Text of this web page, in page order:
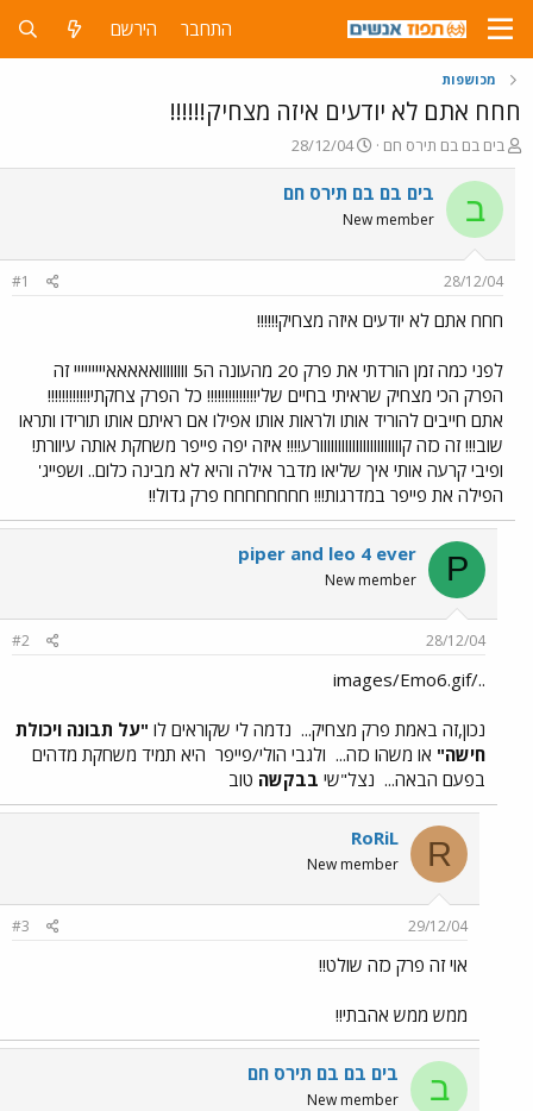
התחבר הירשם
מכושפות
חחח אתם לא יודעים איזה מצחיק!!!!!!
פ
ו
ת
ח
ה
ש
א
בים בם בם תירס חם
פ
ו
ר
ם
ר
28/12/04
ב בים בם בם תירס חם
New member
28/12/04
#1
חחח אתם לא יודעים איזה מצחיק!!!!!!
לפני כמה זמן הורדתי את פרק 20 מהעונה ה5 וווווווואאאאאייייייייי זה
הפרק הכי מצחיק שראיתי בחיים שלי!!!!!!!!!!!!!! כל הפרק צחקתי!!!!!!!!!!!!
אתם חייבים להוריד אותו ולראות אותו אפילו אם ראיתם אותו תורידו ותראו
שוב!!! זה כזה קווווווווווווווווווווווורע!!!! איזה יפה פייפר משחקת אותה עיוורת!
ופיבי קרעה אותי איך שליאו מדבר אילה והיא לא מבינה כלום.. ושפייג'
הפילה את פייפר במדרגות!!! חחחחחחחח פרק גדול!!
P
piper and leo 4 ever
New member
28/12/04
#2
../images/Emo6.gif
נכון,זה באמת פרק מצחיק... נדמה לי שקוראים לו "על תבונה ויכולת
חישה" או משהו כזה... ולגבי הולי/פייפר היא תמיד משחקת מדהים
בפעם הבאה... נצל"שי בבקשה טוב
R
RoRiL
New member
29/12/04
#3
אוי זה פרק כזה שולט!!
ממש ממש אהבתי!!
ב בים בם בם תירס חם
New member